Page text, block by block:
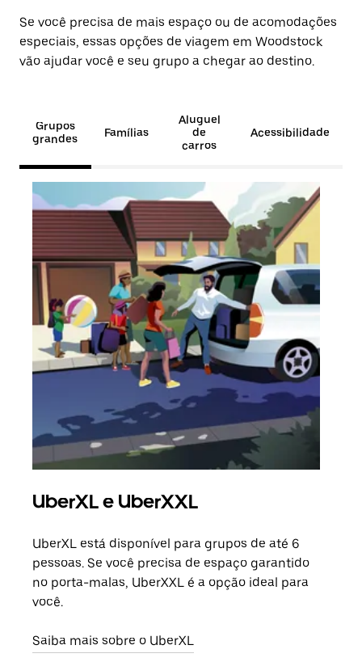
Se você precisa de mais espaço ou de acomodações
especiais, essas opções de viagem em Woodstock
vão ajudar você e seu grupo a chegar ao destino.
Grupos
grandes
Famílias
Aluguel
de
carros
Acessibilidade
UberXL e UberXXL
UberXL está disponível para grupos de até 6
pessoas. Se você precisa de espaço garantido
no porta-malas, UberXXL é a opção ideal para
você.
Saiba mais sobre o UberXL